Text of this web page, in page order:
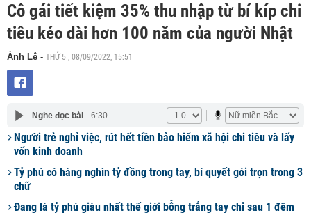
Cô gái tiết kiệm 35% thu nhập từ bí kíp chi
tiêu kéo dài hơn 100 năm của người Nhật
Ánh Lê - THỨ 5 , 08/09/2022, 15:51
Nghe đọc bài 6:30
Người trẻ nghỉ việc, rút hết tiền bảo hiểm xã hội chi tiêu và lấy
vốn kinh doanh
Tỷ phú có hàng nghìn tỷ đồng trong tay, bí quyết gói trọn trong 3
chữ
Đang là tỷ phú giàu nhất thế giới bỗng trắng tay chỉ sau 1 đêm